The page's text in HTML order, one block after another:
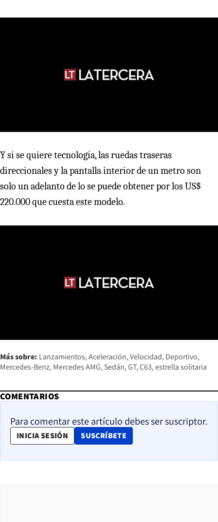
Y si se quiere tecnología, las ruedas traseras
direccionales y la pantalla interior de un metro son
solo un adelanto de lo se puede obtener por los US$
220.000 que cuesta este modelo.
Más sobre: Lanzamientos Aceleración Velocidad Deportivo
Mercedes-Benz Mercedes AMG Sedán GT C63 estrella solitaria
COMENTARIOS
Para comentar este artículo debes ser suscriptor.
INICIA SESIÓN SUSCRÍBETE
OPENS IN NEW WINDOW